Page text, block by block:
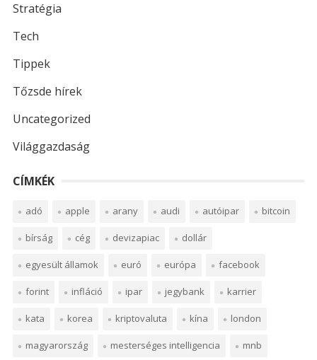
Stratégia
Tech
Tippek
Tőzsde hírek
Uncategorized
Világgazdaság
CÍMKÉK
adó apple arany audi autóipar bitcoin
bírság cég devizapiac dollár
egyesült államok euró európa facebook
forint infláció ipar jegybank karrier
kata korea kriptovaluta kína london
magyarország mesterséges intelligencia mnb